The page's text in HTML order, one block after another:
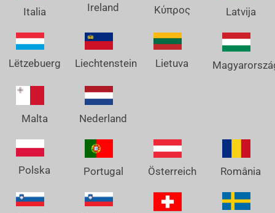
Italia Ireland Κύπρος Latvija
Lëtzebuerg Liechtenstein Lietuva
Malta Nederland
Polska Portugal Österreich România